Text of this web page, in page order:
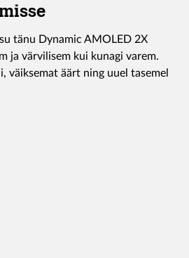
tänu Dynamic AMOLED 2X
ja värvilisem kui kunagi varem.
väiksemat äärt ning uuel tasemel